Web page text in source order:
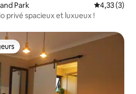
Park Note
4,33 (3)
privé spacieux et luxueux !